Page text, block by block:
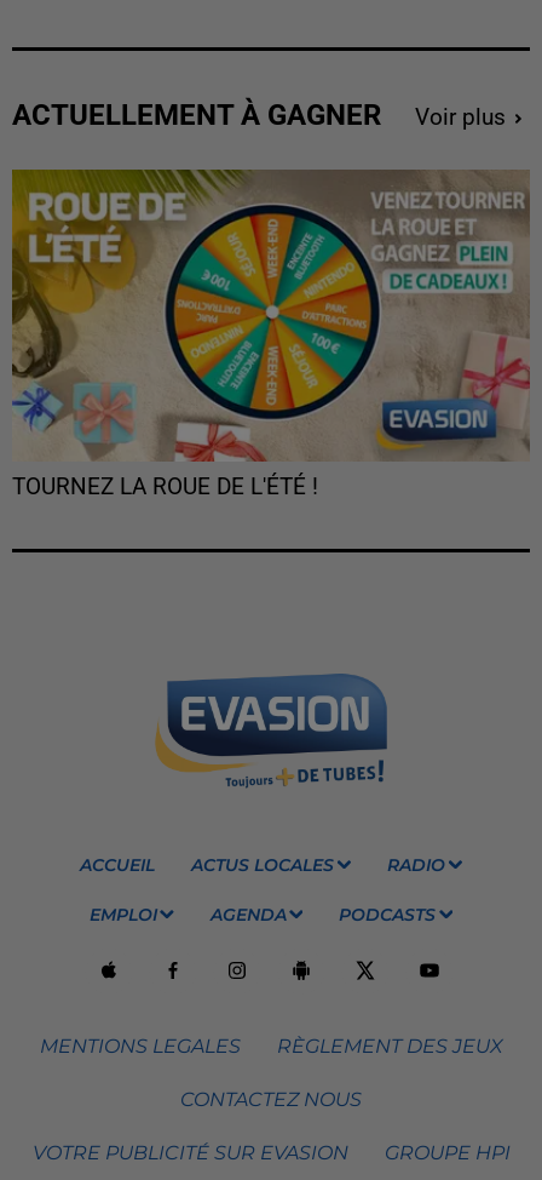
ACTUELLEMENT À GAGNER Voir plus
TOURNEZ LA ROUE DE L'ÉTÉ !
ACCUEIL ACTUS LOCALES RADIO
EMPLOI AGENDA PODCASTS
MENTIONS LEGALES RÈGLEMENT DES JEUX
CONTACTEZ NOUS
VOTRE PUBLICITÉ SUR EVASION GROUPE HPI